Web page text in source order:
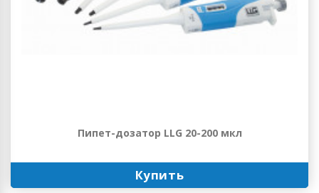
Пипет-дозатор LLG 20-200 мкл
Купить